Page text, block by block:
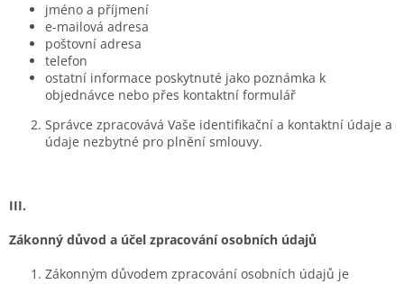
jméno a příjmení
e-mailová adresa
poštovní adresa
telefon
ostatní informace poskytnuté jako poznámka k
objednávce nebo přes kontaktní formulář
Správce zpracovává Vaše identifikační a kontaktní údaje a
údaje nezbytné pro plnění smlouvy.
III.
Zákonný důvod a účel zpracování osobních údajů
Zákonným důvodem zpracování osobních údajů je